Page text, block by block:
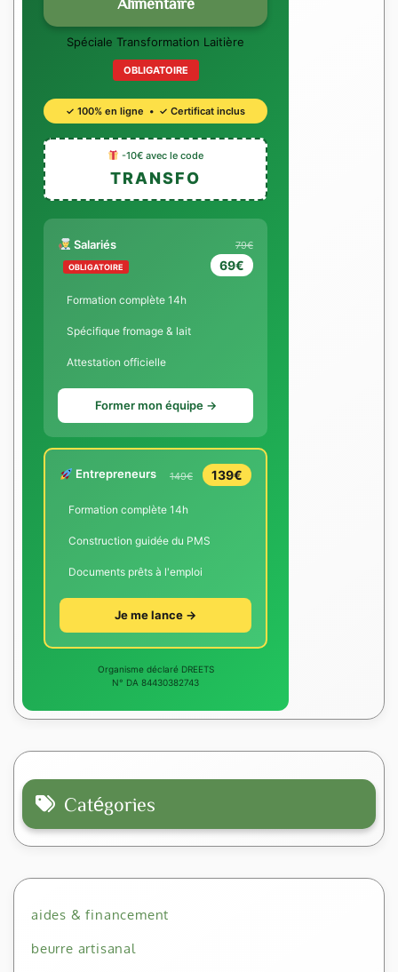
Spéciale Transformation Laitière
OBLIGATOIRE
✓ 100% en ligne • ✓ Certificat inclus
-10€ avec le code
TRANSFO
Salariés
OBLIGATOIRE
79€
69€
Formation complète 14h
Spécifique fromage & lait
Attestation officielle
Former mon équipe →
Entrepreneurs 149€ 139€
Formation complète 14h
Construction guidée du PMS
Documents prêts à l'emploi
Je me lance →
Organisme déclaré DREETS
N° DA 84430382743
Catégories
aides & financement
beurre artisanal